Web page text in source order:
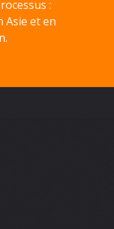
:
Asie et en